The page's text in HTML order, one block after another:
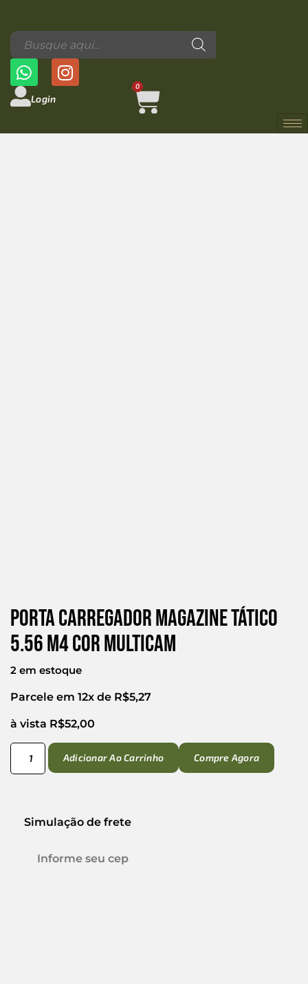
Login
0
Porta Carregador Magazine Tático
5.56 M4 Cor Multicam
2 em estoque
Parcele em 12x de R$5,27
à vista R$52,00
Adicionar Ao Carrinho Compre Agora
Simulação de frete